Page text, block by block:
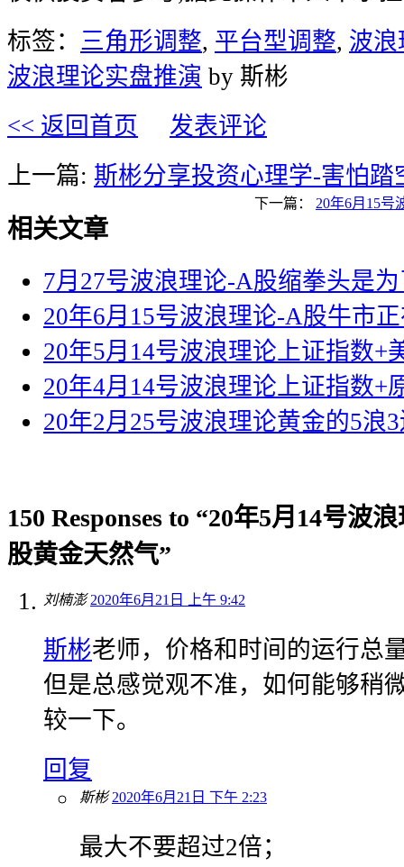
标签： 三角形调整, 平台型调整, 波浪
波浪理论实盘推演 by 斯彬
<< 返回首页
发表评论
上一篇: 斯彬分享投资心理学-害怕
下一篇： 20年6月15号
相关文章
7月27号波浪理论-A股缩拳头是
20年6月15号波浪理论-A股牛市
20年5月14号波浪理论上证指数+
20年4月14号波浪理论上证指数+
20年2月25号波浪理论黄金的5浪
150 Responses to “20年5月14号波
股黄金天然气”
刘楠澎 2020年6月21日 上午 9:42
斯彬老师，价格和时间的运行总
但是总感觉观不准，如何能够稍
较一下。
回复
斯彬 2020年6月21日 下午 2:23
最大不要超过2倍；